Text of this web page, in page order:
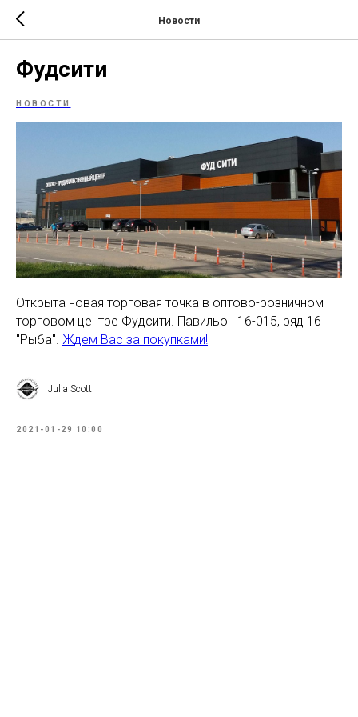
Новости
Фудсити
НОВОСТИ
Открыта новая торговая точка в оптово-розничном
торговом центре Фудсити. Павильон 16-015, ряд 16
"Рыба". Ждем Вас за покупками!
Julia Scott
2021-01-29 10:00